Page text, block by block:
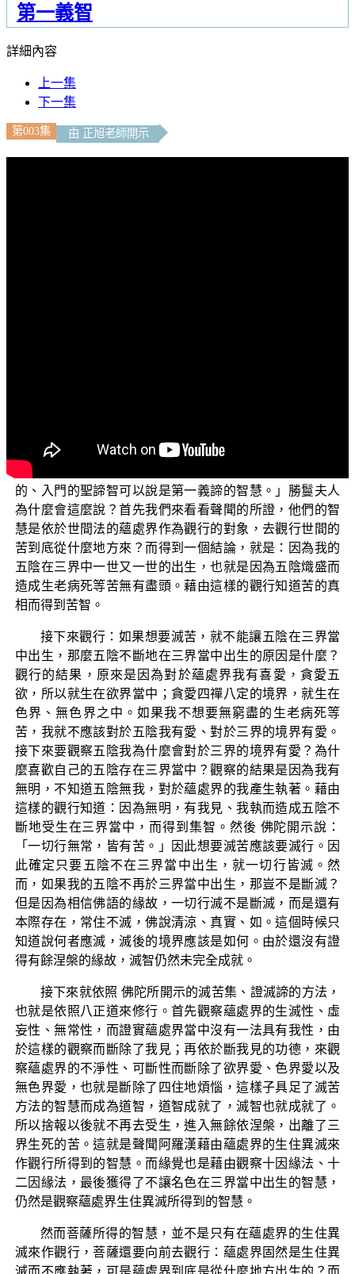
第一義智
詳細內容
上一集
下一集
第003集 由 正旭老師開示
什麼聲聞、緣覺的智慧不是第一義的智慧？勝鬘夫人接著
說：「不是聲聞、緣覺不斷無始無明住地的那一種初始
的、入門的聖諦智可以說是第一義諦的智慧。」勝鬘夫人
為什麼會這麼說？首先我們來看看聲聞的所證，他們的智
慧是依於世間法的蘊處界作為觀行的對象，去觀行世間的
苦到底從什麼地方來？而得到一個結論，就是：因為我的
五陰在三界中一世又一世的出生，也就是因為五陰熾盛而
造成生老病死等苦無有盡頭。藉由這樣的觀行知道苦的真
相而得到苦智。
接下來觀行：如果想要滅苦，就不能讓五陰在三界當
中出生，那麼五陰不斷地在三界當中出生的原因是什麼？
觀行的結果，原來是因為對於蘊處界我有喜愛，貪愛五
欲，所以就生在欲界當中；貪愛四禪八定的境界，就生在
色界、無色界之中。如果我不想要無窮盡的生老病死等
苦，我就不應該對於五陰我有愛、對於三界的境界有愛。
接下來要觀察五陰我為什麼會對於三界的境界有愛？為什
麼喜歡自己的五陰存在三界當中？觀察的結果是因為我有
無明，不知道五陰無我，對於蘊處界的我產生執著。藉由
這樣的觀行知道：因為無明，有我見、我執而造成五陰不
斷地受生在三界當中，而得到集智。然後 佛陀開示說：
「一切行無常，皆有苦。」因此想要滅苦應該要滅行。因
此確定只要五陰不在三界當中出生，就一切行皆滅。然
而，如果我的五陰不再於三界當中出生，那豈不是斷滅？
但是因為相信佛語的緣故，一切行滅不是斷滅，而是還有
本際存在，常住不滅，佛說清涼、真實、如。這個時候只
知道說何者應滅，滅後的境界應該是如何。由於還沒有證
得有餘涅槃的緣故，滅智仍然未完全成就。
接下來就依照 佛陀所開示的滅苦集、證滅諦的方法，
也就是依照八正道來修行。首先觀察蘊處界的生滅性、虛
妄性、無常性，而證實蘊處界當中沒有一法具有我性，由
於這樣的觀察而斷除了我見；再依於斷我見的功德，來觀
察蘊處界的不淨性、可斷性而斷除了欲界愛、色界愛以及
無色界愛，也就是斷除了四住地煩惱，這樣子具足了滅苦
方法的智慧而成為道智，道智成就了，滅智也就成就了。
所以捨報以後就不再去受生，進入無餘依涅槃，出離了三
界生死的苦。這就是聲聞阿羅漢藉由蘊處界的生住異滅來
作觀行所得到的智慧。而緣覺也是藉由觀察十因緣法、十
二因緣法，最後獲得了不讓名色在三界當中出生的智慧，
仍然是觀察蘊處界生住異滅所得到的智慧。
然而菩薩所得的智慧，並不是只有在蘊處界的生住異
滅來作觀行，菩薩還要向前去觀行：蘊處界固然是生住異
滅而不應執著，可是蘊處界到底是從什麼地方出生的？而